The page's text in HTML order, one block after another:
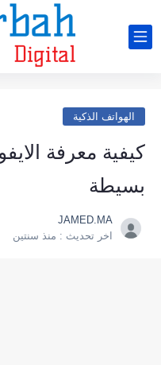
الهواتف الذكية
كيفية معرفة
بسيطة
JAMED.MA
اخر تحديث : منذ سنتين